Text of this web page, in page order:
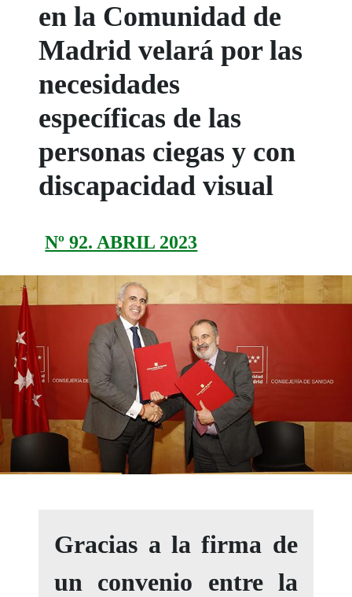
en la Comunidad de
Madrid velará por las
necesidades
específicas de las
personas ciegas y con
discapacidad visual
Nº 92. ABRIL 2023
Gracias a la firma de
un convenio entre la